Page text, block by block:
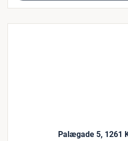
Palægade 5, 1261